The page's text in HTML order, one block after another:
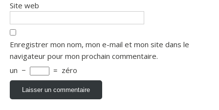
Site web
Enregistrer mon nom, mon e-mail et mon site dans le
navigateur pour mon prochain commentaire.
un − = zéro